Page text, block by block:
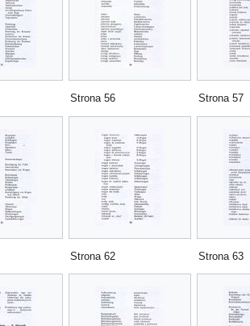
Strona 56 Strona 57
Strona 62 Strona 63